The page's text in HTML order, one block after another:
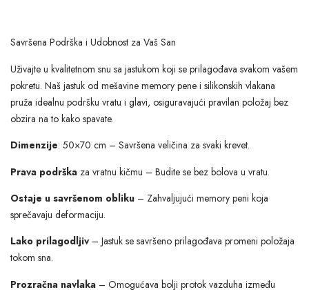
Savršena Podrška i Udobnost za Vaš San
Uživajte u kvalitetnom snu sa jastukom koji se prilagođava svakom vašem
pokretu. Naš jastuk od mešavine memory pene i silikonskih vlakana
pruža idealnu podršku vratu i glavi, osiguravajući pravilan položaj bez
obzira na to kako spavate.
Dimenzije: 50×70 cm – Savršena veličina za svaki krevet.
Prava podrška za vratnu kičmu – Budite se bez bolova u vratu.
Ostaje u savršenom obliku – Zahvaljujući memory peni koja
sprečavaju deformaciju.
Lako prilagodljiv– Jastuk se savršeno prilagođava promeni položaja
tokom sna.
Prozračna navlaka – Omogućava bolji protok vazduha između